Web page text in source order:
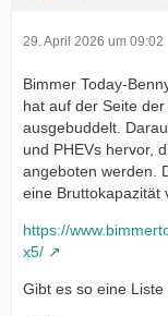
29. April 2026 um 09:02
Bimmer Today-
hat auf der Seite
ausgebuddelt.
und PHEVs hervor,
angeboten werden.
eine Bruttokapazität
https://
x5/
Gibt es so eine